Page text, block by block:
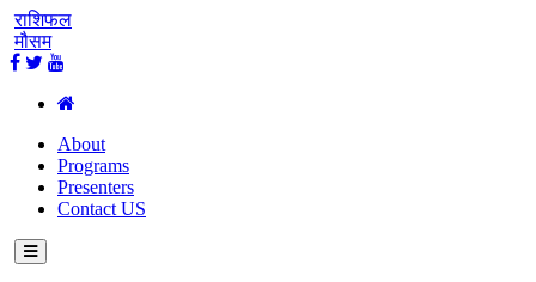
राशिफल
मौसम
About
Programs
Presenters
Contact US